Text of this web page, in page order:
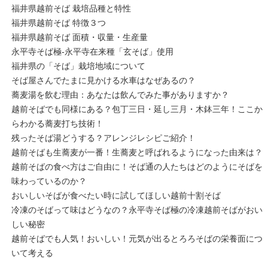
福井県越前そば 栽培品種と特性
福井県越前そば 特徴３つ
福井県越前そば 面積・収量・生産量
永平寺そば極-永平寺在来種「玄そば」使用
福井県の「そば」栽培地域について
そば屋さんでたまに見かける水車はなぜあるの？
蕎麦湯を飲む理由：あなたは飲んでみた事がありますか？
越前そばでも同様にある？包丁三日・延し三月・木鉢三年！ここか
らわかる蕎麦打ち技術！
残ったそば湯どうする？アレンジレシピご紹介！
越前そばも生蕎麦が一番！生蕎麦と呼ばれるようになった由来は？
越前そばの食べ方はご自由に！そば通の人たちはどのようにそばを
味わっているのか？
おいしいそばが食べたい時に試してほしい越前十割そば
冷凍のそばって味はどうなの？永平寺そば極の冷凍越前そばがおい
しい秘密
越前そばでも人気！おいしい！元気が出るとろろそばの栄養面につ
いて考える